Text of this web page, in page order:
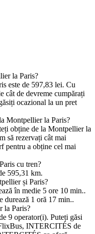
la Paris?
este de 597,83 lei. Cu
cât de devreme cumpărați
ocazional la un pret
Montpellier la Paris?
obține de la Montpellier la
să rezervați cât mai
pentru a obține cel mai
cu tren?
595,31 km.
și Paris?
în medie 5 ore 10 min..
durează 1 oră 17 min..
la Paris?
9 operator(i). Puteți găsi
INTERCITÉS de